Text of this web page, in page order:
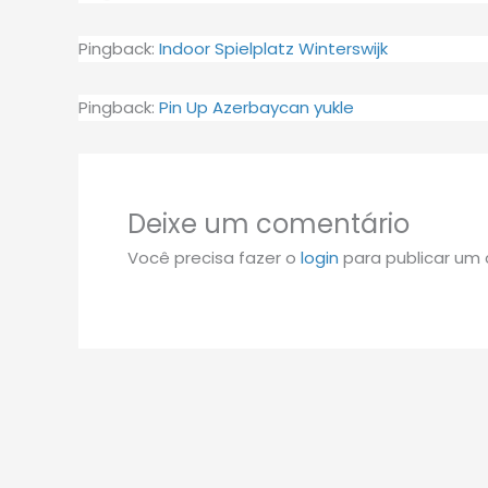
Pingback: Indoor Spielplatz Winterswijk
Pingback: Pin Up Azerbaycan yukle
Deixe um comentário
Você precisa fazer o login para publicar um